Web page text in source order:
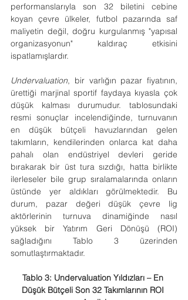
performanslarıyla son 32 biletini cebine
koyan çevre ülkeler, futbol pazarında saf
maliyetin değil, doğru kurgulanmış "yapısal
organizasyonun" kaldıraç etkisini
ispatlamışlardır.
Undervaluation, bir varlığın pazar fiyatının,
ürettiği marjinal sportif faydaya kıyasla çok
düşük kalması durumudur. tablosundaki
resmi sonuçlar incelendiğinde, turnuvanın
en düşük bütçeli havuzlarından gelen
takımların, kendilerinden onlarca kat daha
pahalı olan endüstriyel devleri geride
bırakarak bir üst tura sızdığı, hatta birlikte
ilerleseler bile grup sıralamalarında onların
üstünde yer aldıkları görülmektedir. Bu
durum, pazar değeri düşük çevre lig
aktörlerinin turnuva dinamiğinde nasıl
yüksek bir Yatırım Geri Dönüşü (ROI)
sağladığını Tablo 3 üzerinden
somutlaştırmaktadır.
Tablo 3: Undervaluation Yıldızları – En
Düşük Bütçeli Son 32 Takımlarının ROI